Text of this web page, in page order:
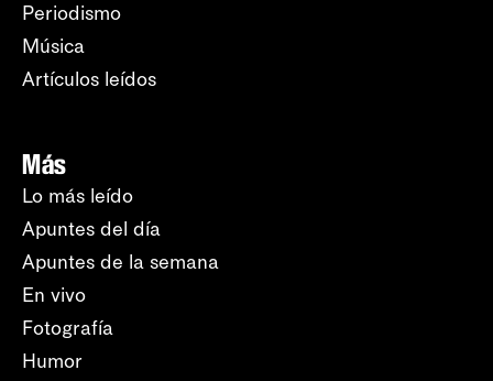
Periodismo
Música
Artículos leídos
Más
Lo más leído
Apuntes del día
Apuntes de la semana
En vivo
Fotografía
Humor